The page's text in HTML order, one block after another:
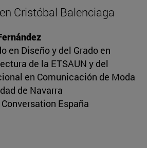
Cristóbal Balenciaga
en Diseño y del Grado en
de la ETSAUN y del
en Comunicación de Moda
de Navarra
España